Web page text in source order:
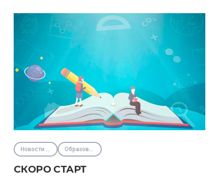
Новости Фонда Образовательные программы
СКОРО СТАРТ